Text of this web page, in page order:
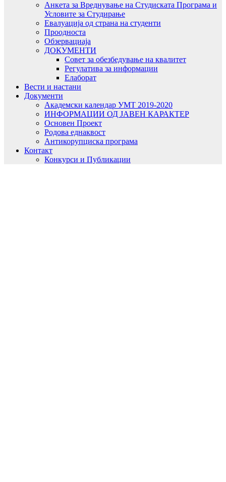
Анкета за Вреднување на Студиската Програма и
Условите за Студирање
Евалуација од страна на студенти
Проодноста
Обзервациаја
ДОКУМЕНТИ
Совет за обезбедување на квалитет
Регулатива за информации
Елаборат
Вести и настани
Документи
Академски календар УМТ 2019-2020
ИНФОРМАЦИИ ОД ЈАВЕН КАРАКТЕР
Основен Проект
Родова еднаквост
Антикорупциска програма
Контакт
Конкурси и Публикации